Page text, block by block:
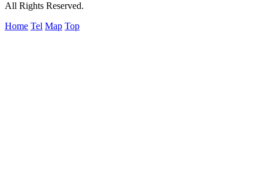
All Rights Reserved.
Home Tel Map Top